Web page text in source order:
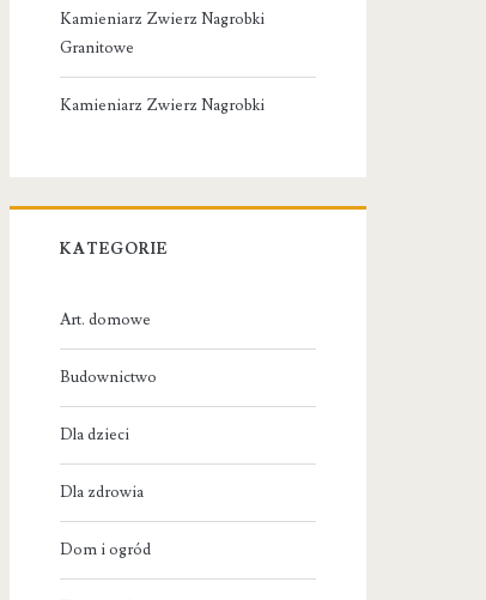
Kamieniarz Zwierz Nagrobki
Granitowe
Kamieniarz Zwierz Nagrobki
KATEGORIE
Art. domowe
Budownictwo
Dla dzieci
Dla zdrowia
Dom i ogród